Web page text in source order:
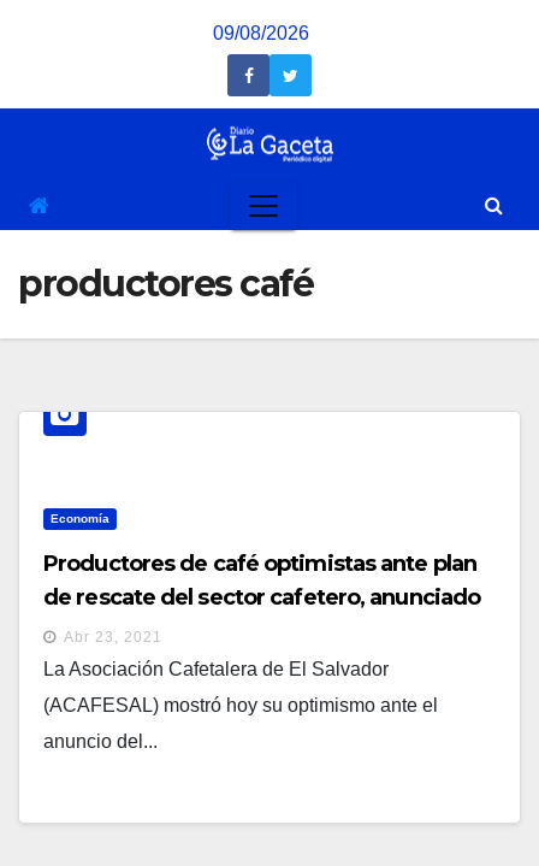
09/08/2026
productores café
Economía
Productores de café optimistas ante plan
de rescate del sector cafetero, anunciado
por el gobierno
Abr 23, 2021
La Asociación Cafetalera de El Salvador
(ACAFESAL) mostró hoy su optimismo ante el
anuncio del...